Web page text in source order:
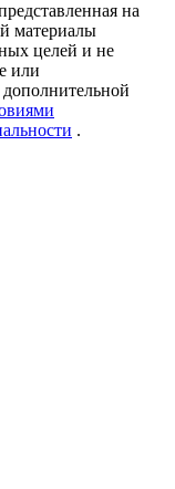
на
материалы
целей и не
или
.